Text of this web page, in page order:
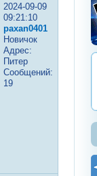
2024-09-09
09:21:10
paxan0401
Новичок
Адрес:
Питер
Сообщений:
19